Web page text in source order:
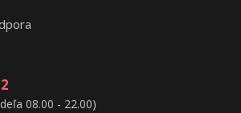
08.00 - 22.00)